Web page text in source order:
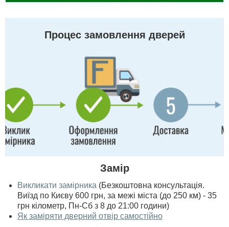
Процес замовлення дверей
Замір
Викликати замірника (Безкоштовна консультація.
Виїзд по Києву 600 грн, за межі міста (до 250 км) - 35
грн кілометр, Пн-Сб з 8 до 21:00 години)
Як заміряти дверний отвір самостійно